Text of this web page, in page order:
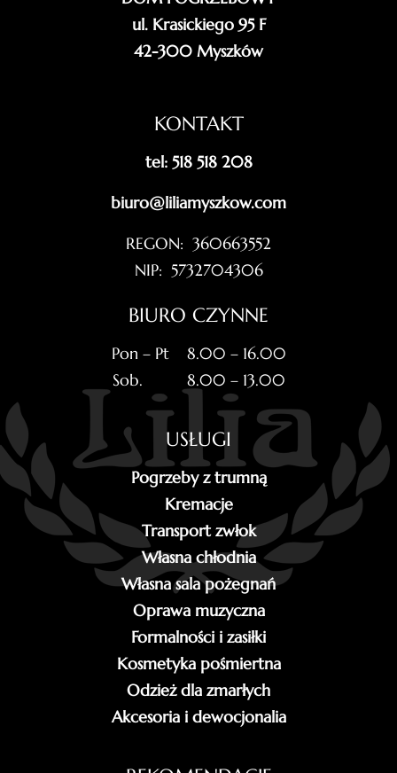
ul. Krasickiego 95 F
42-300 Myszków
KONTAKT
tel: 518 518 208
biuro@liliamyszkow.com
REGON: 360663552
NIP: 5732704306
BIURO CZYNNE
Pon – Pt 8.00 – 16.00
Sob. 8.00 – 13.00
USŁUGI
Pogrzeby z trumną
Kremacje
Transport zwłok
Własna chłodnia
Własna sala pożegnań
Oprawa muzyczna
Formalności i zasiłki
Kosmetyka pośmiertna
Odzież dla zmarłych
Akcesoria i dewocjonalia